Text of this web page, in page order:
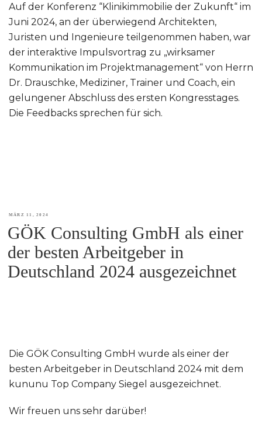
Auf der Konferenz “Klinikimmobilie der Zukunft“ im
Juni 2024, an der überwiegend Architekten,
Juristen und Ingenieure teilgenommen haben, war
der interaktive Impulsvortrag zu „wirksamer
Kommunikation im Projektmanagement“ von Herrn
Dr. Drauschke, Mediziner, Trainer und Coach, ein
gelungener Abschluss des ersten Kongresstages.
Die Feedbacks sprechen für sich.
VERÖFFENTLICHT
AM
MÄRZ 11, 2024
GÖK Consulting GmbH als einer
der besten Arbeitgeber in
Deutschland 2024 ausgezeichnet
Die GÖK Consulting GmbH wurde als einer der
besten Arbeitgeber in Deutschland 2024 mit dem
kununu Top Company Siegel ausgezeichnet.
Wir freuen uns sehr darüber!